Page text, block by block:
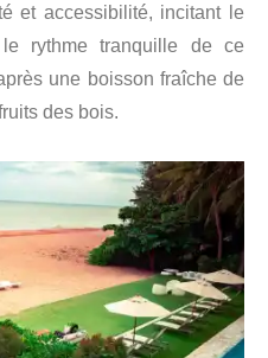
et accessibilité, incitant le
rythme tranquille de ce
une boisson fraîche de
des bois.